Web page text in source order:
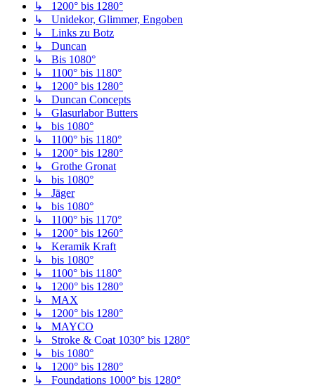
↳ 1200° bis 1280°
↳ Unidekor, Glimmer, Engoben
↳ Links zu Botz
↳ Duncan
↳ Bis 1080°
↳ 1100° bis 1180°
↳ 1200° bis 1280°
↳ Duncan Concepts
↳ Glasurlabor Butters
↳ bis 1080°
↳ 1100° bis 1180°
↳ 1200° bis 1280°
↳ Grothe Gronat
↳ bis 1080°
↳ Jäger
↳ bis 1080°
↳ 1100° bis 1170°
↳ 1200° bis 1260°
↳ Keramik Kraft
↳ bis 1080°
↳ 1100° bis 1180°
↳ 1200° bis 1280°
↳ MAX
↳ 1200° bis 1280°
↳ MAYCO
↳ Stroke & Coat 1030° bis 1280°
↳ bis 1080°
↳ 1200° bis 1280°
↳ Foundations 1000° bis 1280°